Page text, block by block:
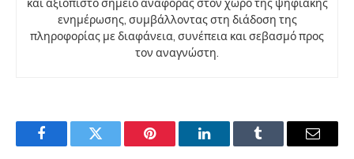
και αξιόπιστο σημείο αναφοράς στον χώρο της ψηφιακής
ενημέρωσης, συμβάλλοντας στη διάδοση της
πληροφορίας με διαφάνεια, συνέπεια και σεβασμό προς
τον αναγνώστη.
FacebookTwitter Pinterest LinkedInTumblr Email